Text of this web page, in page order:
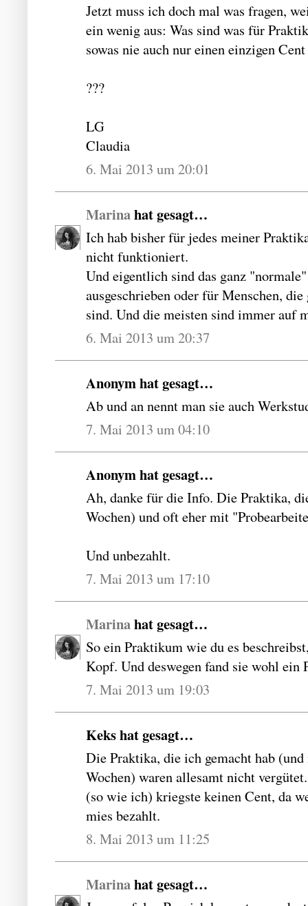
Jetzt muss ich doch mal was fragen,
ein wenig aus: Was sind was für
sowas nie auch nur einen einzigen Cent
???
LG
Claudia
6. Mai 2013 um 20:01
Marinahat gesagt…
Ich hab bisher für jedes meiner
nicht funktioniert.
Und eigentlich sind das ganz
ausgeschrieben oder für Menschen,
sind. Und die meisten sind immer auf
6. Mai 2013 um 20:37
Anonym hat gesagt…
Ab und an nennt man sie auch
7. Mai 2013 um 04:10
Anonym hat gesagt…
Ah, danke für die Info. Die Praktika,
Wochen) und oft eher mit
Und unbezahlt.
7. Mai 2013 um 17:10
Marinahat gesagt…
So ein Praktikum wie du es
Kopf. Und deswegen fand sie wohl
7. Mai 2013 um 19:03
Keks hat gesagt…
Die Praktika, die ich gemacht hab
Wochen) waren allesamt nicht
(so wie ich) kriegste keinen Cent, da
mies bezahlt.
8. Mai 2013 um 11:25
Marinahat gesagt…